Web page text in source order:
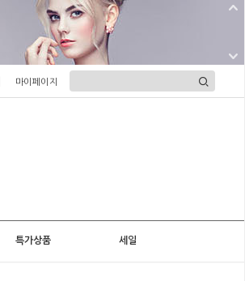
마이페이지
특가상품 세일